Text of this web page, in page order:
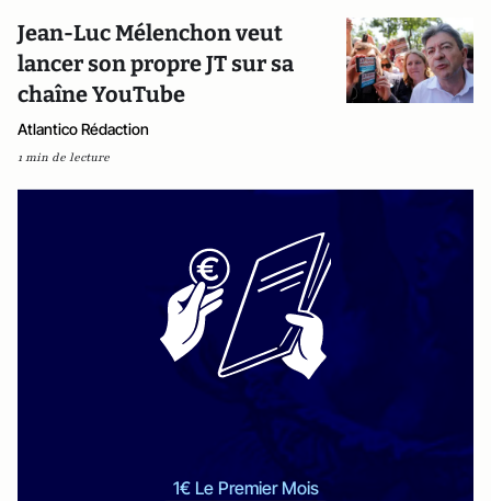
Jean-Luc Mélenchon veut
lancer son propre JT sur sa
chaîne YouTube
Atlantico Rédaction
1 min de lecture
1€ Le Premier Mois